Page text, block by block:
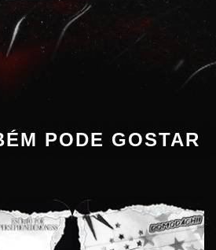
PODE GOSTAR